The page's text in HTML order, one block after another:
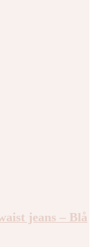
jeans – Blå